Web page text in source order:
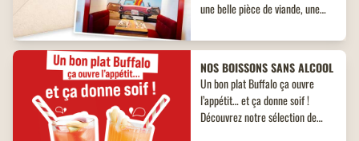
une belle pièce de viande, une
sourire en bonus.
NOS BOISSONS SANS ALCOOL
Un bon plat Buffalo ça ouvre
l’appétit… et ça donne soif !
Découvrez notre sélection de